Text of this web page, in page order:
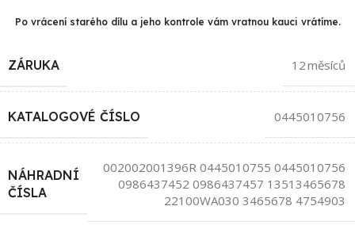
Po vrácení starého dílu a jeho kontrole vám vratnou kauci vrátíme.
ZÁRUKA 12 měsíců
KATALOGOVÉ ČÍSLO 0445010756
NÁHRADNÍ
ČÍSLA
002002001396R 0445010755 0445010756
0986437452 0986437457 13513465678
22100WA030 3465678 4754903